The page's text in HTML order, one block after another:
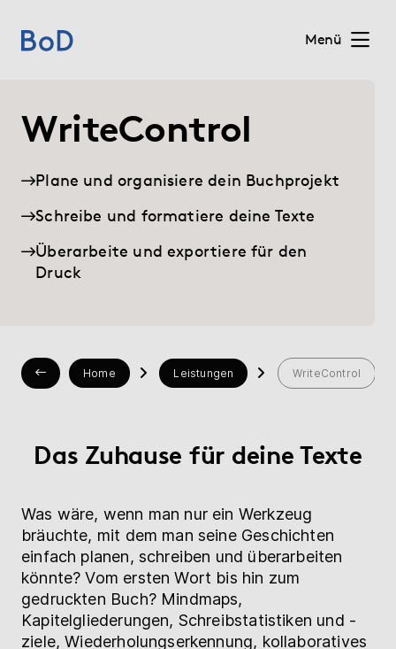
Menü
Leistungen
Über uns
Shop
WriteControl
Plane und organisiere dein Buchprojekt
Schreibe und formatiere deine Texte
Überarbeite und exportiere für den
Druck
Home Leistungen WriteControl
Das Zuhause für deine Texte
Was wäre, wenn man nur ein Werkzeug
bräuchte, mit dem man seine Geschichten
einfach planen, schreiben und überarbeiten
könnte? Vom ersten Wort bis hin zum
gedruckten Buch? Mindmaps,
Kapitelgliederungen, Schreibstatistiken und -
ziele, Wiederholungserkennung, kollaboratives